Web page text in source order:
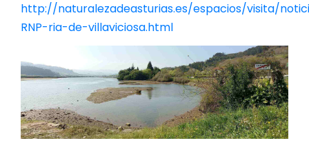
http://naturalezadeasturias.es/espacios/visita/
RNP-ria-de-villaviciosa.html